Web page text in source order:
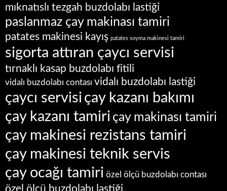
mıknatıslı tezgah buzdolabı lastiği
paslanmaz çay makinası tamiri
patates makinesi kayış patates soyma makinesi tamiri
sigorta attıran çaycı servisi
tırnaklı kasap buzdolabı fitili
vidalı buzdolabı contası vidalı buzdolabı lastiği
çaycı servisi çay kazanı bakımı
çay kazanı tamiri çay makinası tamiri
çay makinesi rezistans tamiri
çay makinesi teknik servis
çay ocağı tamiri özel ölçü buzdolabı contası